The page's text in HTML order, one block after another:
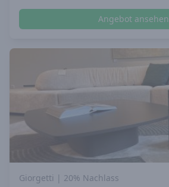
Angebot ansehen
Giorgetti | 20% Nachlass